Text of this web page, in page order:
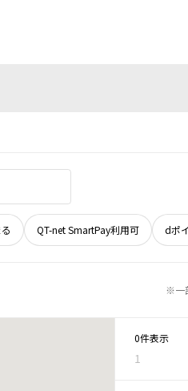
QT-net SmartPay利用可 dポ
※一
0件表示
1